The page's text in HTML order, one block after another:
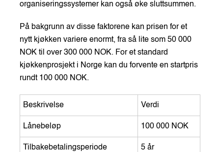
organiseringssystemer kan også øke sluttsummen.
På bakgrunn av disse faktorene kan prisen for et
nytt kjøkken variere enormt, fra så lite som 50 000
NOK til over 300 000 NOK. For et standard
kjøkkenprosjekt i Norge kan du forvente en startpris
rundt 100 000 NOK.
Beskrivelse Verdi
Lånebeløp 100 000 NOK
Tilbakebetalingsperiode 5 år